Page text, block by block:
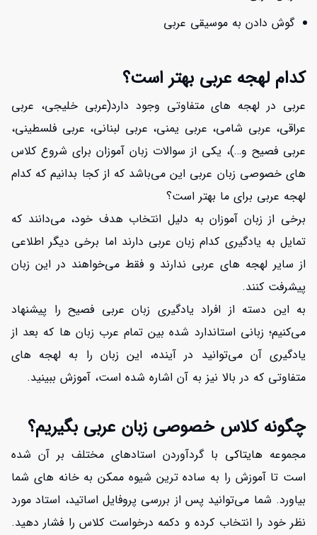
گوش دادن به موسیقی عربی
کدام لهجه عربی بهتر است؟
عربی در لهجه های متفاوتی وجود دارد(عربی خلیجی، عربی
عراقی، عربی شامی، عربی یمنی، عربی لبنانی، عربی فلسطینی،
عربی فصیح و…)، یکی از سوالات زبان آموزان برای شروع کلاس
های خصوصی زبان عربی این می‌باشد که از کجا بدانیم که کدام
لهجه عربی برای ما بهتر است؟
برخی از زبان آموزان به دلیل انتخاب هدف خود، می‌دانند که
تمایل به یادگیری کدام زبان عربی دارند اما برخی دیگر اطلاعی
از سایر لهجه های عربی ندارند و فقط می‌خواهند در این زبان
پیشرفت کنند.
به این دسته از افراد یادگیری زبان عربی فصیح را پیشنهاد
می‌کنیم؛ زبانی استاندارد شده بین تمام عرب زبان ها که بعد از
یادگیری آن می‌توانید در آینده، این زبان را به لهجه های
متفاوتی که در بالا نیز به آن اشاره شده است، آموزش ببینید.
چگونه کلاس خصوصی زبان عربی بگیریم؟
مجموعه هایتاکی با گردآوردن استادهای مختلف بر آن شده
است تا آموزش را به ساده ترین شیوه ممکن به خانه های شما
بیاورد. شما می‌توانید پس از بررسی پروفایل اساتید، استاد مورد
نظر خود را انتخاب کرده و دکمه درخواست کلاس را فشار دهید.